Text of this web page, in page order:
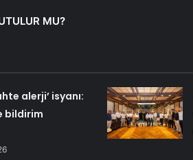
MU?
alerji’ isyanı:
bildirim